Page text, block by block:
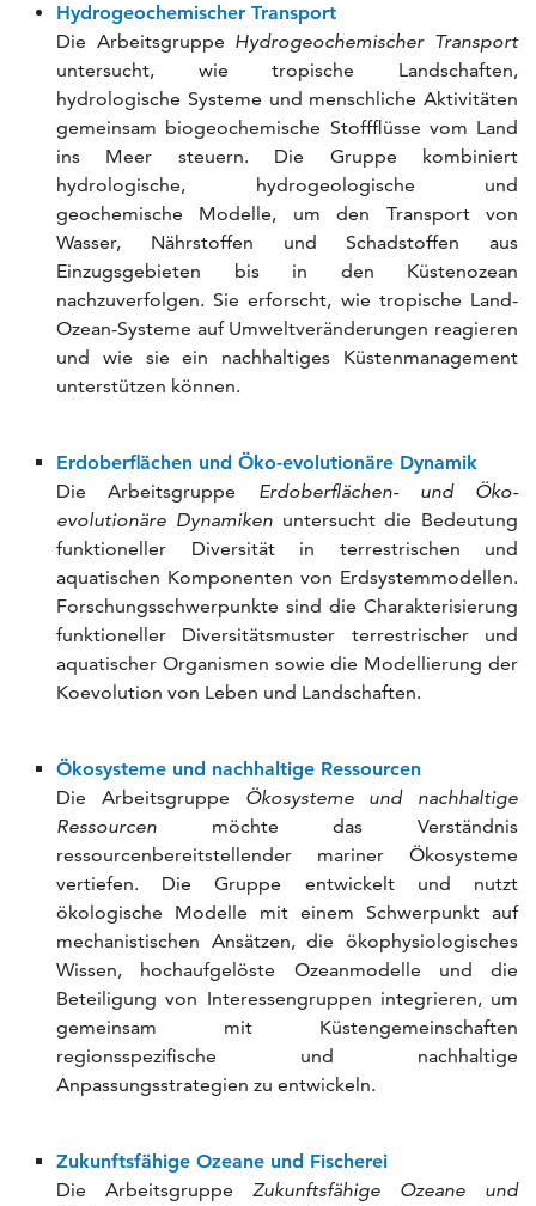
Hydrogeochemischer Transport
Die Arbeitsgruppe Hydrogeochemischer Transport
untersucht, wie tropische Landschaften,
hydrologische Systeme und menschliche Aktivitäten
gemeinsam biogeochemische Stoffflüsse vom Land
ins Meer steuern. Die Gruppe kombiniert
hydrologische, hydrogeologische und
geochemische Modelle, um den Transport von
Wasser, Nährstoffen und Schadstoffen aus
Einzugsgebieten bis in den Küstenozean
nachzuverfolgen. Sie erforscht, wie tropische Land-
Ozean-Systeme auf Umweltveränderungen reagieren
und wie sie ein nachhaltiges Küstenmanagement
unterstützen können.
Erdoberflächen und Öko-evolutionäre Dynamik
Die Arbeitsgruppe Erdoberflächen- und Öko-
evolutionäre Dynamikenuntersucht die Bedeutung
funktioneller Diversität in terrestrischen und
aquatischen Komponenten von Erdsystemmodellen.
Forschungsschwerpunkte sind die Charakterisierung
funktioneller Diversitätsmuster terrestrischer und
aquatischer Organismen sowie die Modellierung der
Koevolution von Leben und Landschaften.
Ökosysteme und nachhaltige Ressourcen
Die Arbeitsgruppe Ökosysteme und nachhaltige
Ressourcen möchte das Verständnis
ressourcenbereitstellender mariner Ökosysteme
vertiefen. Die Gruppe entwickelt und nutzt
ökologische Modelle mit einem Schwerpunkt auf
mechanistischen Ansätzen, die ökophysiologisches
Wissen, hochaufgelöste Ozeanmodelle und die
Beteiligung von Interessengruppen integrieren, um
gemeinsam mit Küstengemeinschaften
regionsspezifische und nachhaltige
Anpassungsstrategien zu entwickeln.
Zukunftsfähige Ozeane und Fischerei
Die Arbeitsgruppe Zukunftsfähige Ozeane und